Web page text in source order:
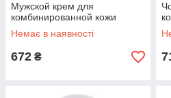
Мужской крем для
комбинированной кожи
Немає в наявності
672 ₴